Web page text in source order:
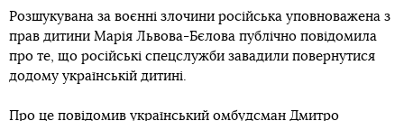
Розшукувана за воєнні злочини російська уповноважена з
прав дитини Марія Львова-Бєлова публічно повідомила
про те, що російські спецслужби завадили повернутися
додому українській дитині.
Про це повідомив український омбудсман Дмитро